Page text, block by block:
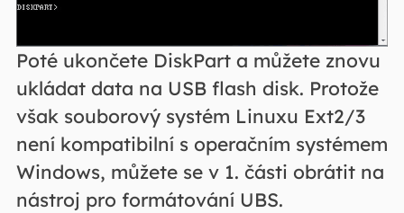
Poté ukončete DiskPart a můžete znovu
ukládat data na USB flash disk. Protože
však souborový systém Linuxu Ext2/3
není kompatibilní s operačním systémem
Windows, můžete se v 1. části obrátit na
nástroj pro formátování UBS.